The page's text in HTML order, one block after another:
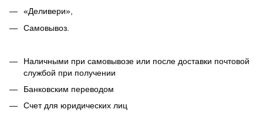
«Деливери»,
Самовывоз.
Наличными при самовывозе или после доставки почтовой
службой при получении
Банковским переводом
Счет для юридических лиц